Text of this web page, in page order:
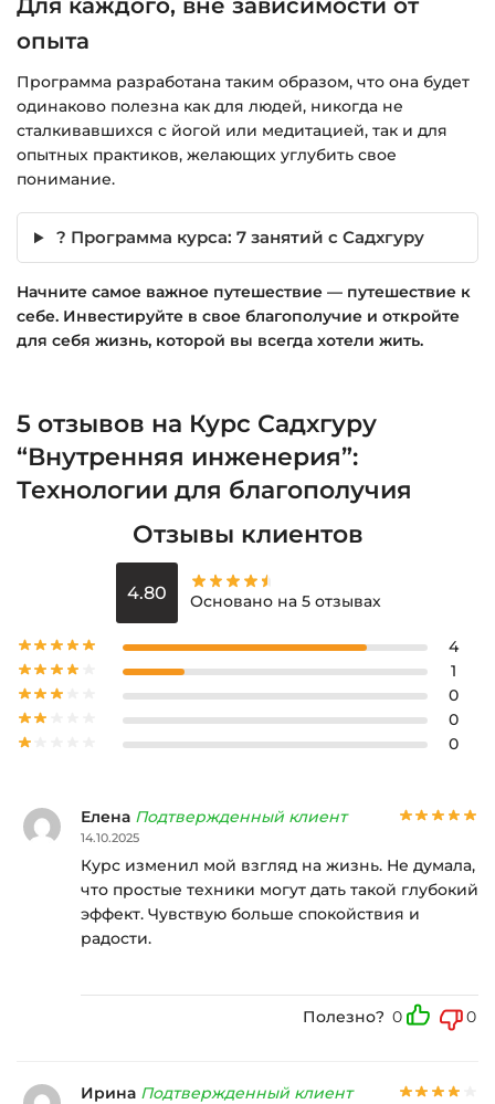
Для каждого, вне зависимости от
опыта
Программа разработана таким образом, что она будет
одинаково полезна как для людей, никогда не
сталкивавшихся с йогой или медитацией, так и для
опытных практиков, желающих углубить свое
понимание.
? Программа курса: 7 занятий с Садхгуру
Начните самое важное путешествие — путешествие к
себе. Инвестируйте в свое благополучие и откройте
для себя жизнь, которой вы всегда хотели жить.
5 отзывов на Курс Садхгуру
“Внутренняя инженерия”:
Технологии для благополучия
Отзывы клиентов
4.80 Основано на 5 отзывах
4
1
0
0
0
Елена Подтвержденный клиент
14.10.2025
Курс изменил мой взгляд на жизнь. Не думала,
что простые техники могут дать такой глубокий
эффект. Чувствую больше спокойствия и
радости.
Полезно? 0 0
Ирина Подтвержденный клиент